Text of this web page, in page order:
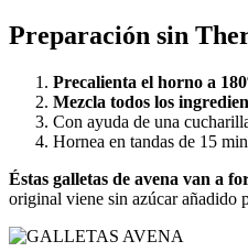
Preparación sin
Precalienta el horno a
Mezcla todos los
Con ayuda de una
Hornea en tandas de 15
Éstas galletas de avena van a
original viene sin azúcar añadido